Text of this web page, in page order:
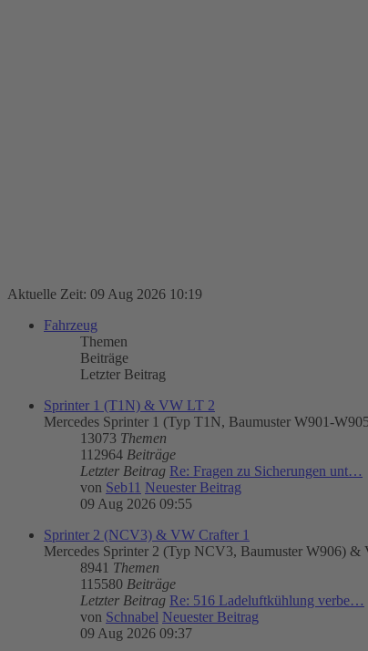
Aktuelle Zeit: 09 Aug 2026 10:19
Fahrzeug
Themen
Beiträge
Letzter Beitrag
Sprinter 1 (T1N) & VW LT 2
Mercedes Sprinter 1 (Typ T1N, Baumuster W901-
13073 Themen
112964 Beiträge
Letzter Beitrag Re: Fragen zu Sicherungen unt…
von Seb11 Neuester Beitrag
09 Aug 2026 09:55
Sprinter 2 (NCV3) & VW Crafter 1
Mercedes Sprinter 2 (Typ NCV3, Baumuster W906)
8941 Themen
115580 Beiträge
Letzter Beitrag Re: 516 Ladeluftkühlung verbe…
von Schnabel Neuester Beitrag
09 Aug 2026 09:37